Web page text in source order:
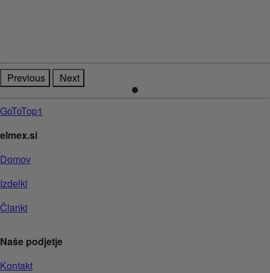
Previous Next
GoToTop1
elmex.si
Domov
Izdelki
Članki
Naše podjetje
Kontakt